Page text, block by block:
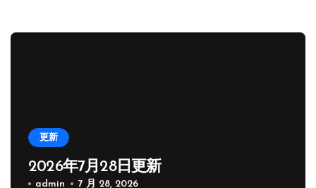
更新
2026年7月28日更新
admin 7 月 28, 2026